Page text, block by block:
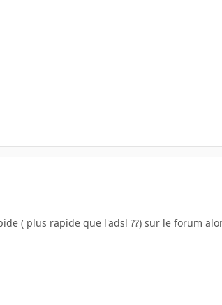
( plus rapide que l'adsl ??) sur le forum